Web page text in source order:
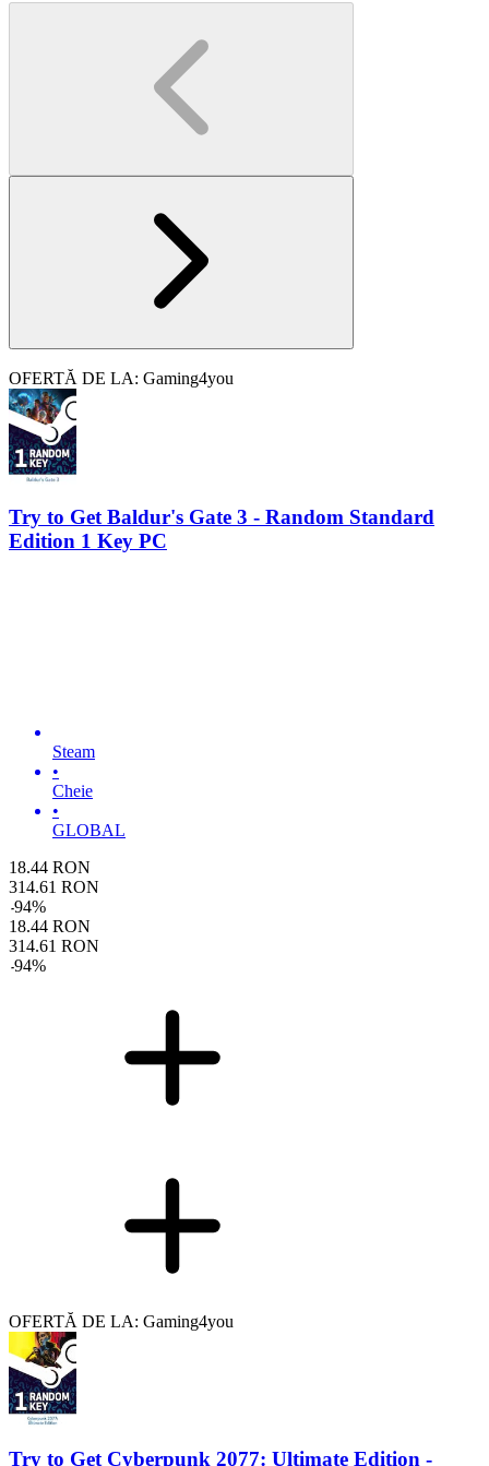
OFERTĂ DE LA: Gaming4you
Try to Get Baldur's Gate 3 - Random Standard
Edition 1 Key PC
Steam
•
Cheie
•
GLOBAL
18.44 RON
314.61 RON
-94%
18.44 RON
314.61 RON
-94%
OFERTĂ DE LA: Gaming4you
Try to Get Cyberpunk 2077: Ultimate Edition -